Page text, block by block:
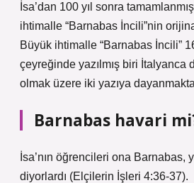
İsa’dan 100 yıl sonra
ihtimalle “Barnabas İncili”nin
Büyük ihtimalle “Barnabas İncili”
çeyreğinde yazılmış biri İtalyanca
olmak üzere iki yazıya
Barnabas havari
İsa’nın öğrencileri ona Barnabas,
diyorlardı (Elçilerin İşleri 4:36-37).